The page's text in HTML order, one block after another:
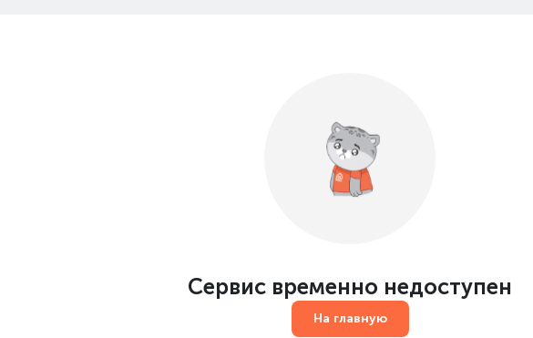
Сервис временно недоступен
На главную